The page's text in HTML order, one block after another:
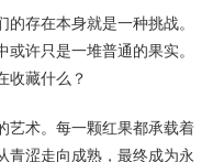
存在本身就是一种挑战。
许只是一堆普通的果实。
收藏什么？
艺术。每一颗红果都承载着
青涩走向成熟，最终成为永